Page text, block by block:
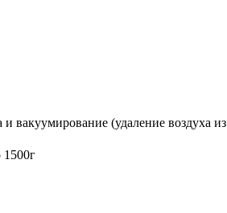
вакуумирование (удаление воздуха из
1500г